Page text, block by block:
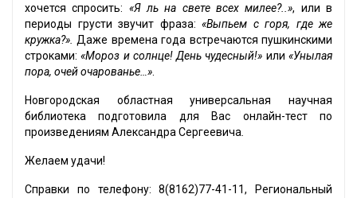
хочется спросить: «Я ль на свете всех милее?..», или в
периоды грусти звучит фраза: «Выпьем с горя, где же
кружка?». Даже времена года встречаются пушкинскими
строками:«Мороз и солнце! День чудесный!» или«Унылая
пора, очей очарованье…».
Новгородская областная универсальная научная
библиотека подготовила для Вас онлайн-тест по
произведениям Александра Сергеевича.
Желаем удачи!
Справки по телефону: 8(8162)77-41-11, Региональный